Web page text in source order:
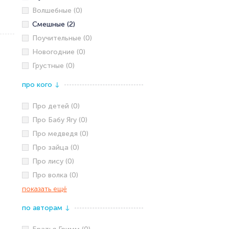
Волшебные (0)
Смешные (2)
Поучительные (0)
Новогодние (0)
Грустные (0)
про кого ↓
Про детей (0)
Про Бабу Ягу (0)
Про медведя (0)
Про зайца (0)
Про лису (0)
Про волка (0)
показать ещё
по авторам ↓